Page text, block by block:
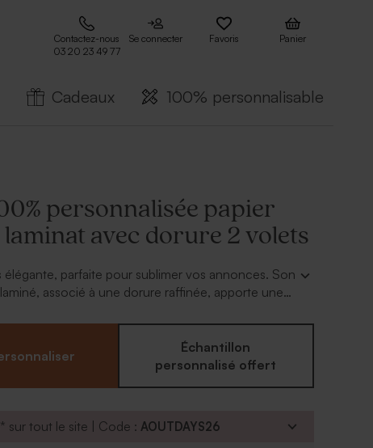
Contactez-nous
03 20 23 49 77
Se connecter Favoris Panier
Cadeaux 100% personnalisable
personnalisée papier
avec dorure 2 volets
élégante, parfaite pour sublimer vos annonces. Son
associé à une dorure raffinée, apporte une
Idéale pour tous les événements, des plus
élégants.
Échantillon
personnalisé offert
sur tout le site | Code :AOUTDAYS26